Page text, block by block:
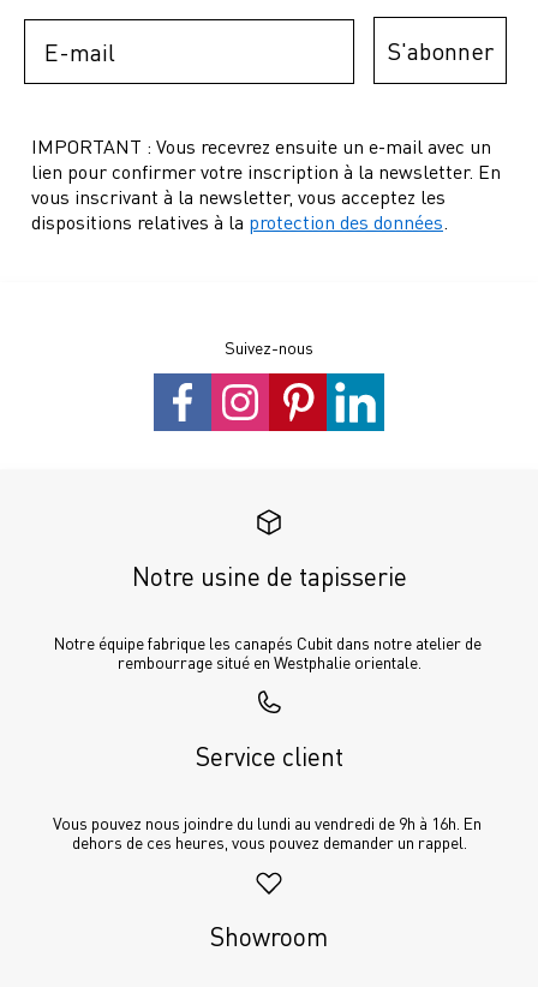
S'abonner
IMPORTANT : Vous recevrez ensuite un e-mail avec un
lien pour confirmer votre inscription à la newsletter. En
vous inscrivant à la newsletter, vous acceptez les
dispositions relatives à la protection des données.
Suivez-nous
Notre usine de tapisserie
Notre équipe fabrique les canapés Cubit dans notre atelier de
rembourrage situé en Westphalie orientale.
Service client
Vous pouvez nous joindre du lundi au vendredi de 9h à 16h. En
dehors de ces heures, vous pouvez demander un rappel.
Showroom